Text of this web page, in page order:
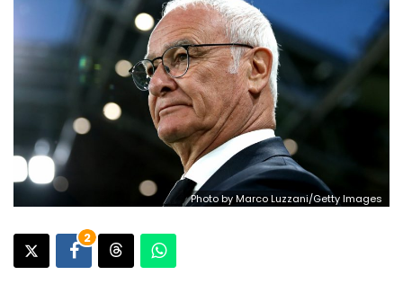
Photo by Marco Luzzani/Getty Images
2